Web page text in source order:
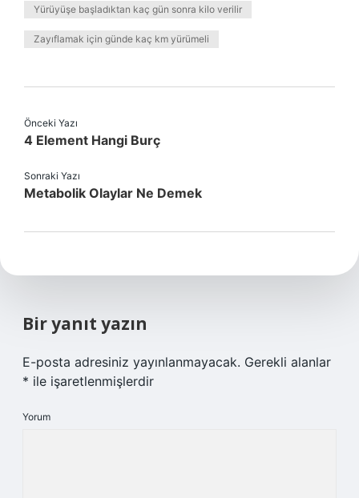
Yürüyüşe başladıktan kaç gün sonra kilo verilir
Zayıflamak için günde kaç km yürümeli
Önceki Yazı
4 Element Hangi Burç
Sonraki Yazı
Metabolik Olaylar Ne Demek
Bir yanıt yazın
E-posta adresiniz yayınlanmayacak. Gerekli alanlar
* ile işaretlenmişlerdir
Yorum